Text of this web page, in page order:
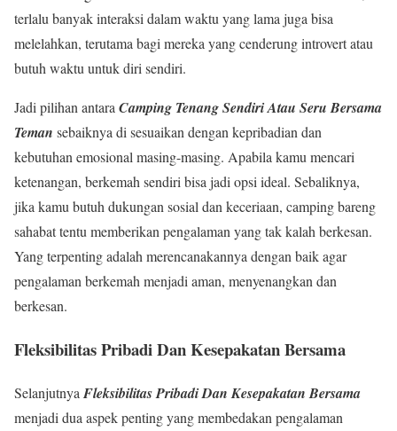
terlalu banyak interaksi dalam waktu yang lama juga bisa
melelahkan, terutama bagi mereka yang cenderung introvert atau
butuh waktu untuk diri sendiri.
Jadi pilihan antaraCamping Tenang Sendiri Atau Seru Bersama
Teman sebaiknya di sesuaikan dengan kepribadian dan
kebutuhan emosional masing-masing. Apabila kamu mencari
ketenangan, berkemah sendiri bisa jadi opsi ideal. Sebaliknya,
jika kamu butuh dukungan sosial dan keceriaan, camping bareng
sahabat tentu memberikan pengalaman yang tak kalah berkesan.
Yang terpenting adalah merencanakannya dengan baik agar
pengalaman berkemah menjadi aman, menyenangkan dan
berkesan.
Fleksibilitas Pribadi Dan Kesepakatan Bersama
Selanjutnya Fleksibilitas Pribadi Dan Kesepakatan Bersama
menjadi dua aspek penting yang membedakan pengalaman